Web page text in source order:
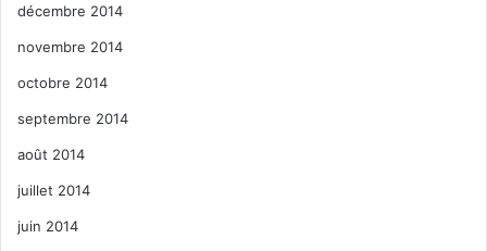
décembre 2014
novembre 2014
octobre 2014
septembre 2014
août 2014
juillet 2014
juin 2014